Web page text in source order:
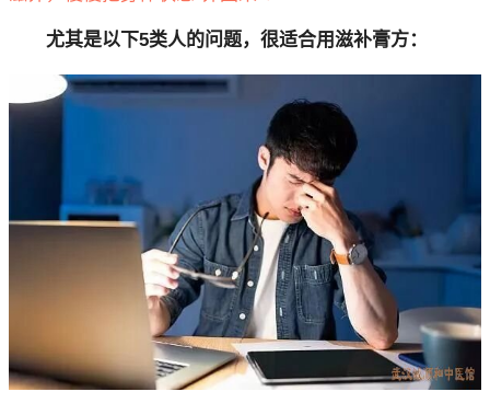
尤其是以下5类人的问题，很适合用滋补膏方：